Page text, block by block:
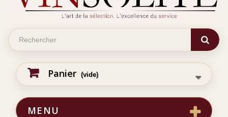
Panier (vide)
MENU